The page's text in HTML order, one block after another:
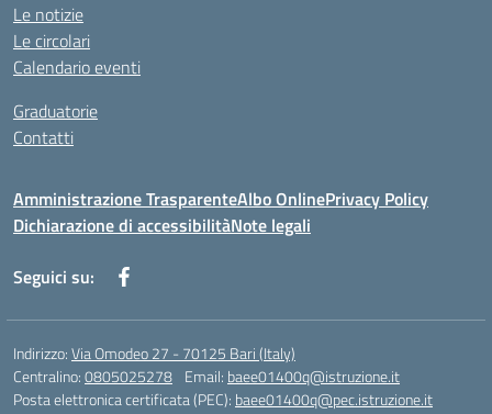
Le notizie
Le circolari
Calendario eventi
Graduatorie
Contatti
Amministrazione TrasparenteAlbo OnlinePrivacy Policy
Dichiarazione di accessibilitàNote legali
Seguici su:
Indirizzo:Via Omodeo 27 - 70125 Bari (Italy)
Centralino:0805025278 Email: baee01400q@istruzione.it
Posta elettronica certificata (PEC): baee01400q@pec.istruzione.it